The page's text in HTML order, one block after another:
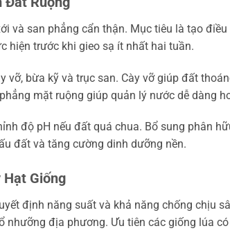
và san phẳng cẩn thận. Mục tiêu là tạo
hiện trước khi gieo sạ ít nhất hai tuần.
vỡ, bừa kỹ và trục san. Cày vỡ giúp đất
mặt ruộng giúp quản lý nước dễ dàng
độ pH nếu đất quá chua. Bổ sung phân
đất và tăng cường dinh dưỡng nền.
Hạt Giống
định năng suất và khả năng chống chịu
nhưỡng địa phương. Ưu tiên các giống lúa